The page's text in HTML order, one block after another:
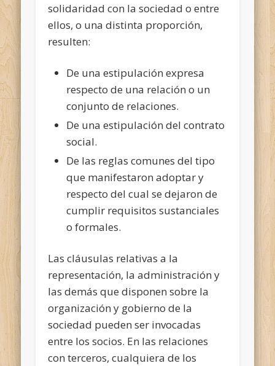
solidaridad con la sociedad o entre
ellos, o una distinta proporción,
resulten:
De una estipulación expresa
respecto de una relación o un
conjunto de relaciones.
De una estipulación del contrato
social.
De las reglas comunes del tipo
que manifestaron adoptar y
respecto del cual se dejaron de
cumplir requisitos sustanciales
o formales.
Las cláusulas relativas a la
representación, la administración y
las demás que disponen sobre la
organización y gobierno de la
sociedad pueden ser invocadas
entre los socios. En las relaciones
con terceros, cualquiera de los